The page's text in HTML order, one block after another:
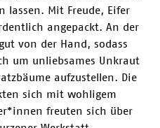
lassen. Mit Freude, Eifer
angepackt. An der
von der Hand, sodass
um unliebsames Unkraut
aufzustellen. Die
sich mit wohligem
freuten sich über